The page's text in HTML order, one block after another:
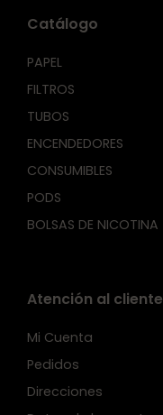
Catálogo
PAPEL
FILTROS
TUBOS
ENCENDEDORES
CONSUMIBLES
PODS
BOLSAS DE NICOTINA
Atención al cliente
Mi Cuenta
Pedidos
Direcciones